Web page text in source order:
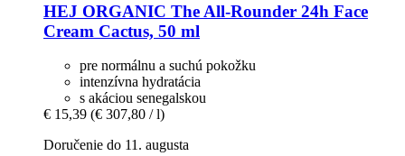
HEJ ORGANIC The All-​Rounder 24h Face
Cream Cactus, 50 ml
pre normálnu a suchú pokožku
intenzívna hydratácia
s akáciou senegalskou
€ 15,39 (€ 307,80 / l)
Doručenie do 11. augusta